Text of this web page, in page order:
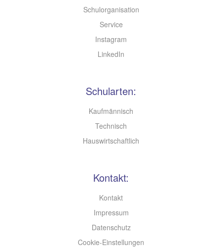
Schulorganisation
Service
Instagram
LinkedIn
Schularten:
Kaufmännisch
Technisch
Hauswirtschaftlich
Kontakt:
Kontakt
Impressum
Datenschutz
Cookie-Einstellungen